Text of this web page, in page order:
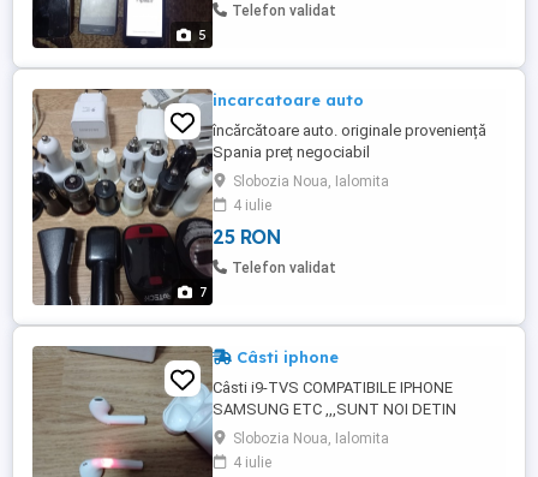
5
Telefon validat
7
incarcatoare auto
încărcătoare auto. originale proveniență
Spania preț negociabil
Slobozia Noua, Ialomita
4 iulie
25 RON
Telefon validat
Câsti iphone
Câsti i9-TVS COMPATIBILE IPHONE
SAMSUNG ETC ,,,SUNT NOI DETIN
INCARCATOR SI CUTIE
Slobozia Noua, Ialomita
4 iulie